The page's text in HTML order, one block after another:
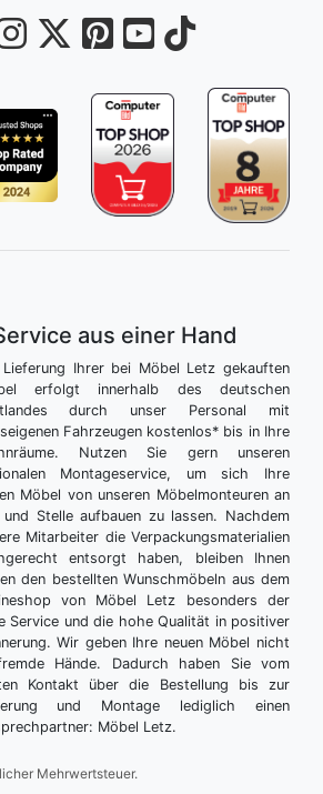
aus einer Hand
Lieferung Ihrer bei Möbel Letz gekauften
erfolgt innerhalb des deutschen
durch unser Personal mit
Fahrzeugen kostenlos* bis in Ihre
Nutzen Sie gern unseren
Montageservice, um sich Ihre
Möbel von unseren Möbelmonteuren an
Stelle aufbauen zu lassen. Nachdem
Mitarbeiter die Verpackungsmaterialien
entsorgt haben, bleiben Ihnen
den bestellten Wunschmöbeln aus dem
von Möbel Letz besonders der
Service und die hohe Qualität in positiver
Wir geben Ihre neuen Möbel nicht
Hände. Dadurch haben Sie vom
Kontakt über die Bestellung bis zur
und Montage lediglich einen
Möbel Letz.
Mehrwertsteuer.